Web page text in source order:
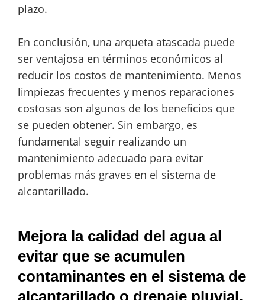
plazo.
En conclusión, una arqueta atascada puede
ser ventajosa en términos económicos al
reducir los costos de mantenimiento. Menos
limpiezas frecuentes y menos reparaciones
costosas son algunos de los beneficios que
se pueden obtener. Sin embargo, es
fundamental seguir realizando un
mantenimiento adecuado para evitar
problemas más graves en el sistema de
alcantarillado.
Mejora la calidad del agua al
evitar que se acumulen
contaminantes en el sistema de